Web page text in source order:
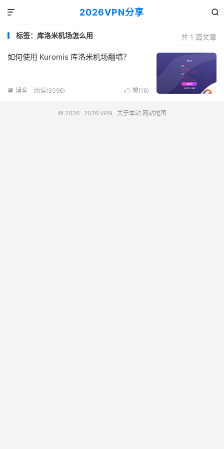
2026VPN分享 

共 1 篇文章
标签：库洛米机场怎么用
如何使用 Kuromis 库洛米机场翻墙？
 赞(16)
 博客 阅读(3096)
© 2026 2026 VPN 关于本站 网站地图